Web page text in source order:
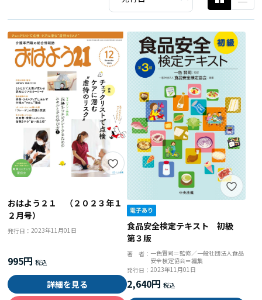
おはよう２１ （２０２３年１
２月号）
発行日：2023年11月01日
995円
詳細を見る
食品安全検定テキスト 初級
第３版
著 者： 一色賢司＝監修／一般社団法人食品
安全検定協会＝編集
発行日： 2023年11月01日
2,640円